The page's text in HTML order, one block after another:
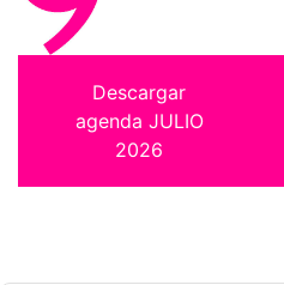
Descargar
agenda JULIO
2026